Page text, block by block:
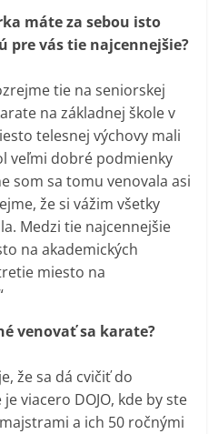
máte za sebou isto
pre vás tie najcennejšie?
tie na seniorskej
na základnej škole v
telesnej výchovy mali
veľmi dobré podmienky
som sa tomu venovala asi
že si vážim všetky
Medzi tie najcennejšie
na akademických
miesto na
venovať sa karate?
že sa dá cvičiť do
viacero DOJO, kde by ste
a ich 50 ročnými